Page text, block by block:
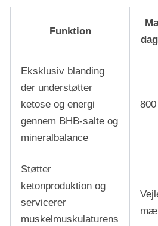
Funktion
Eksklusiv blanding
der understøtter
ketose og energi
gennem BHB-salte og
mineralbalance
Støtter
ketonproduktion og
servicerer
muskelmuskulaturens